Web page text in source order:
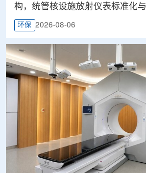
构，统管核设施放射仪表标准化
环保 2026-08-06